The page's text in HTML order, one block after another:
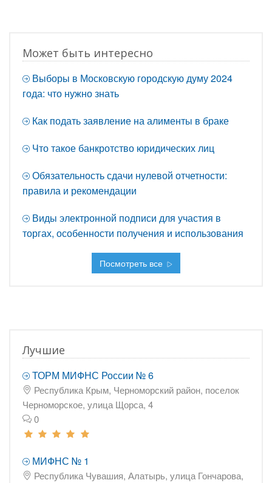
Может быть интересно
Выборы в Московскую городскую думу 2024
года: что нужно знать
Как подать заявление на алименты в браке
Что такое банкротство юридических лиц
Обязательность сдачи нулевой отчетности:
правила и рекомендации
Виды электронной подписи для участия в
торгах, особенности получения и использования
Посмотреть все
Лучшие
ТОРМ МИФНС России № 6
Республика Крым, Черноморский район, поселок
Черноморское, улица Щорса, 4
0
МИФНС № 1
Республика Чувашия, Алатырь, улица Гончарова,